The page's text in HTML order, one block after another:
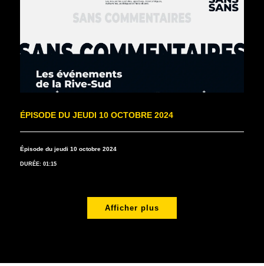
ÉPISODE DU JEUDI 10 OCTOBRE 2024
Épisode du jeudi 10 octobre 2024
DURÉE: 01:15
Afficher plus